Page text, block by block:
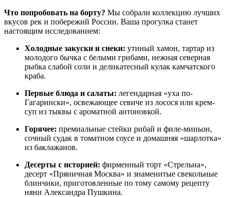
Что попробовать на борту? Мы собрали коллекцию лучших
вкусов рек и побережий России. Ваша прогулка станет
настоящим исследованием:
Холодные закуски и снеки: утиный хамон, тартар из
молодого бычка с белыми грибами, нежная северная
рыбка слабой соли и деликатесный кулак камчатского
краба.
Первые блюда и салаты: легендарная «уха по-
Гагарински», освежающее севиче из лосося или крем-
суп из тыквы с ароматной антоновкой.
Горячее: премиальные стейки рибай и филе-миньон,
сочный судак в томатном соусе и домашняя «шарлотка»
из баклажанов.
Десерты с историей: фирменный торт «Стрельна»,
десерт «Пряничная Москва» и знаменитые свекольные
блинчики, приготовленные по тому самому рецепту
няни Александра Пушкина.